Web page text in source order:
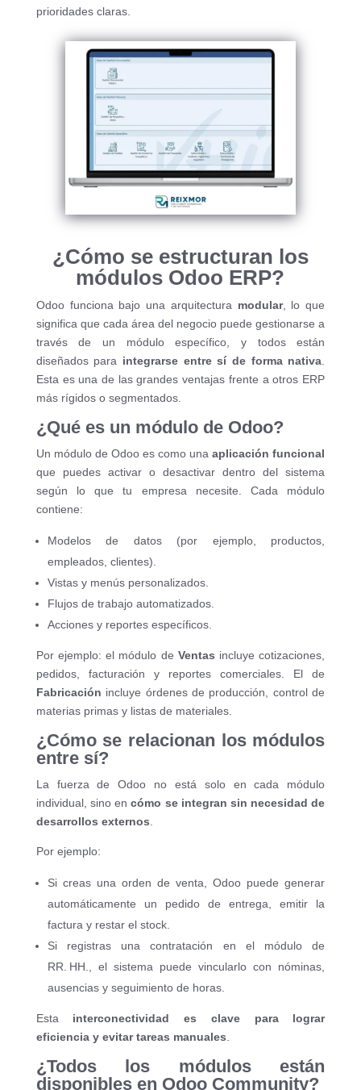
prioridades claras.
¿Cómo se estructuran los
módulos Odoo ERP?
Odoo funciona bajo una arquitectura modular, lo que
significa que cada área del negocio puede gestionarse a
través de un módulo específico, y todos están
diseñados para integrarse entre sí de forma nativa
Esta es una de las grandes ventajas frente a otros ERP
más rígidos o segmentados.
¿Qué es un módulo de Odoo?
Un módulo de Odoo es como unaaplicación funcional
que puedes activar o desactivar dentro del sistema
según lo que tu empresa necesite. Cada módulo
contiene:
Modelos de datos (por ejemplo, productos,
empleados, clientes).
Vistas y menús personalizados.
Flujos de trabajo automatizados.
Acciones y reportes específicos.
Por ejemplo: el módulo de Ventas incluye cotizaciones,
pedidos, facturación y reportes comerciales. El de
Fabricación incluye órdenes de producción, control de
materias primas y listas de materiales.
¿Cómo se relacionan los módulos
entre sí?
La fuerza de Odoo no está solo en cada módulo
individual, sino encómo se integran sin necesidad de
desarrollos externos
Por ejemplo:
Si creas una orden de venta, Odoo puede generar
automáticamente un pedido de entrega, emitir la
factura y restar el stock.
Si registras una contratación en el módulo de
RR. HH., el sistema puede vincularlo con nóminas,
ausencias y seguimiento de horas.
Esta interconectividad es clave para lograr
eficiencia y evitar tareas manuales
¿Todos los módulos están
disponibles en Odoo Community?